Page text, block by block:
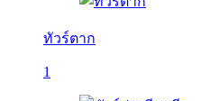
ทัวร์ตาก
1